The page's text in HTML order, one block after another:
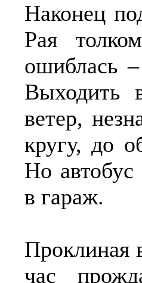
Наконец
Рая
ошиблась
Выходить
ветер,
кругу, до
Но
в гараж.
Проклиная
час